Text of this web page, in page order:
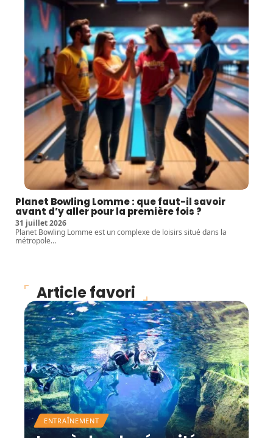
Planet Bowling Lomme : que faut-il savoir
avant d’y aller pour la première fois ?
31 juillet 2026
Planet Bowling Lomme est un complexe de loisirs situé dans la
métropole…
Article favori
ENTRAÎNEMENT